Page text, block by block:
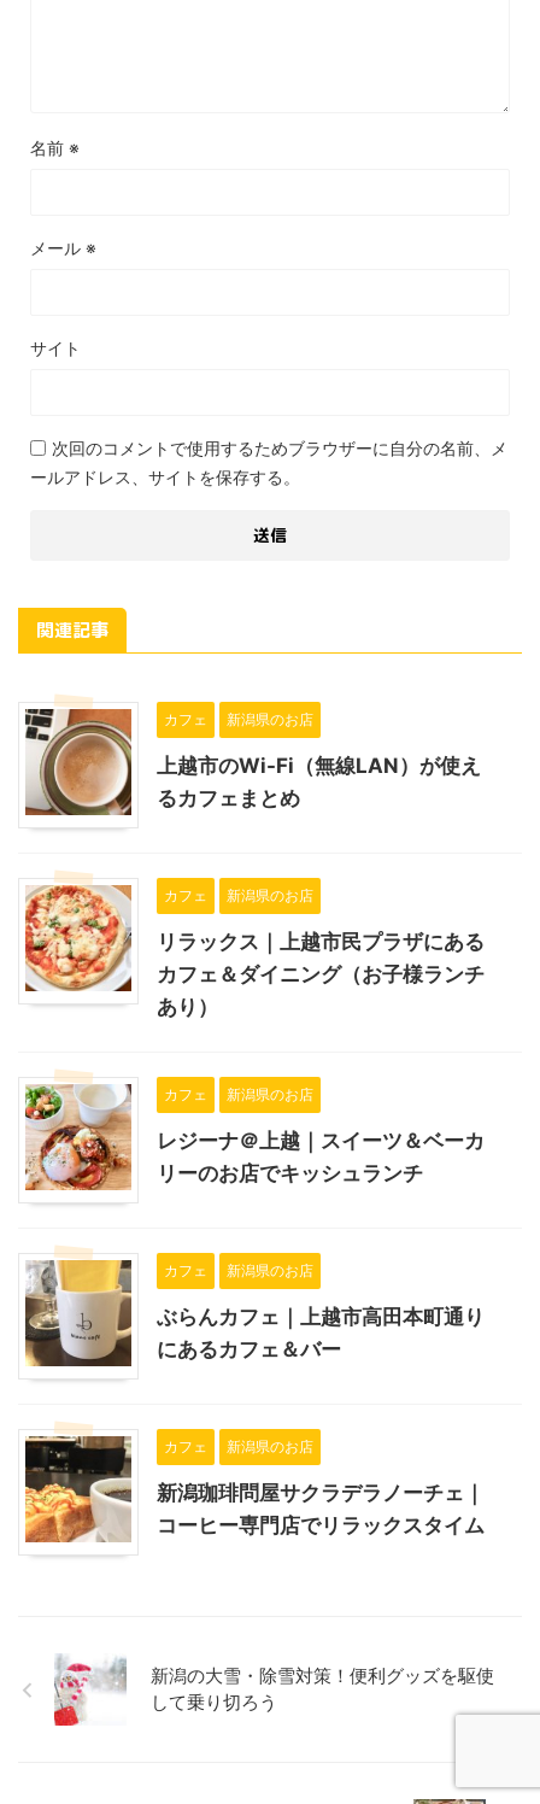
名前 ※
メール ※
サイト
次回のコメントで使用するためブラウザーに自分の名前、メ
ールアドレス、サイトを保存する。
関連記事
カフェ 新潟県のお店
上越市のWi-Fi（無線LAN）が使え
るカフェまとめ
カフェ 新潟県のお店
リラックス｜上越市民プラザにある
カフェ＆ダイニング（お子様ランチ
あり）
カフェ 新潟県のお店
レジーナ＠上越｜スイーツ＆ベーカ
リーのお店でキッシュランチ
カフェ 新潟県のお店
ぶらんカフェ｜上越市高田本町通り
にあるカフェ＆バー
カフェ 新潟県のお店
新潟珈琲問屋サクラデラノーチェ｜
コーヒー専門店でリラックスタイム
新潟の大雪・除雪対策！便利グッズを駆使
して乗り切ろう